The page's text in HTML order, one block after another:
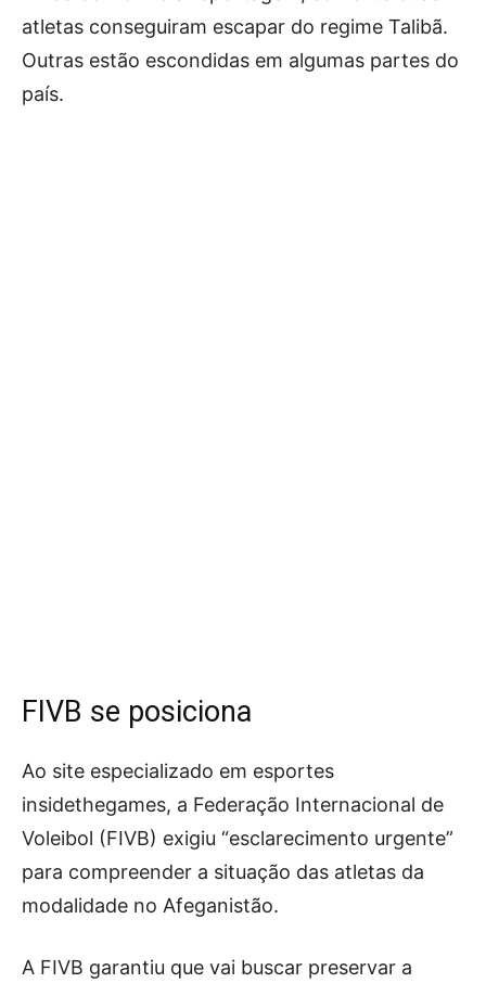
atletas conseguiram escapar do regime Talibã.
Outras estão escondidas em algumas partes do
país.
FIVB se posiciona
Ao site especializado em esportes
insidethegames, a Federação Internacional de
Voleibol (FIVB) exigiu “esclarecimento urgente”
para compreender a situação das atletas da
modalidade no Afeganistão.
A FIVB garantiu que vai buscar preservar a